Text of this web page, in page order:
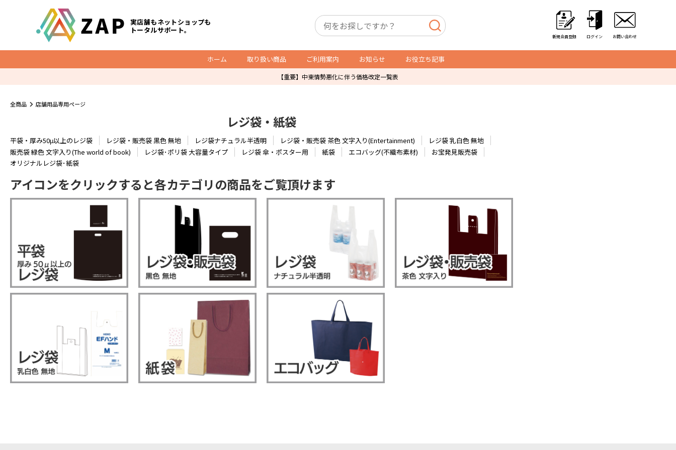
実店舗もネットショップも
トータルサポート。
新規会員登録 ログイン お問い合わせ
ホーム 取り扱い商品
クッション封筒
メール便ケース
宅配ビニール袋
ダンボール
エアクッションロール・エアクッシ
OP製品
防犯製品
ダミーケース
トレカ販売用品
クリアBOX
オリパ販売用品
ショーケース
その他店舗運営用資材
取り出し口クッション
アミューズ用景品袋
オリジナル商品一覧
ご利用案内 お知らせ お役立ち記事
【重要】中東情勢悪化に伴う価格改定一覧表
全商品 店舗用品専用ページ
レジ袋・紙袋
平袋・厚み50μ以上のレジ袋 レジ袋・販売袋 黒色 無地 レジ袋ナチュラル半透明 レジ袋・販売袋 茶色 文字入り(Entertainment)
レジ袋 乳白色 無地
販売袋 緑色 文字入り(The world of book)
レジ袋･ポリ袋 大容量タイプ レジ袋 傘・ポスター用 紙袋 エコバッグ(不織布素材)
お宝発見販売袋
オリジナルレジ袋･紙袋
アイコンをクリックすると各カテゴリの商品をご覧頂けます